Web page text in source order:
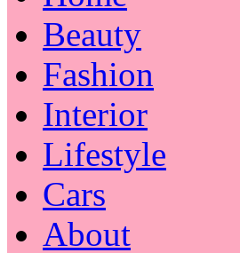
Beauty
Fashion
Interior
Lifestyle
Cars
About